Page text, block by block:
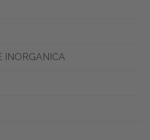
INORGANICA